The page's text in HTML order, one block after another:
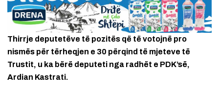
Thirrje deputetëve të pozitës që të votojnë pro
nismës për tërheqjen e 30 përqind të mjeteve të
Trustit, u ka bërë deputeti nga radhët e PDK’së,
Ardian Kastrati.